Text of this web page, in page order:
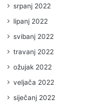
srpanj 2022
lipanj 2022
svibanj 2022
travanj 2022
ožujak 2022
veljača 2022
siječanj 2022